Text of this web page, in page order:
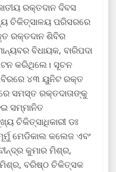
ରକ୍ତଦାନ ଦିବସ
ଚିକିତ୍ସାଳୟ ପରିସରରେ
ରକ୍ତଦାନ ଶିବିର
ବିଧାୟକ, ବାରିପଦା
କରିଥିଲେ। ସୂଚନ
୪୩ ୟୁନିଟ ରକ୍ତ
ସମସ୍ତ ରକ୍ତଦାତାଙ୍କୁ
ସମ୍ମାନିତ
ଚିକିତ୍ସାଧିକାରୀ ଡଃ
ମେଡିକାଲ କଲେଜ ଏବଂ
କୁମାର ମିଶ୍ର,
ମିଶ୍ର, ବରିଷ୍ଠ ଚିକିତ୍ସକ